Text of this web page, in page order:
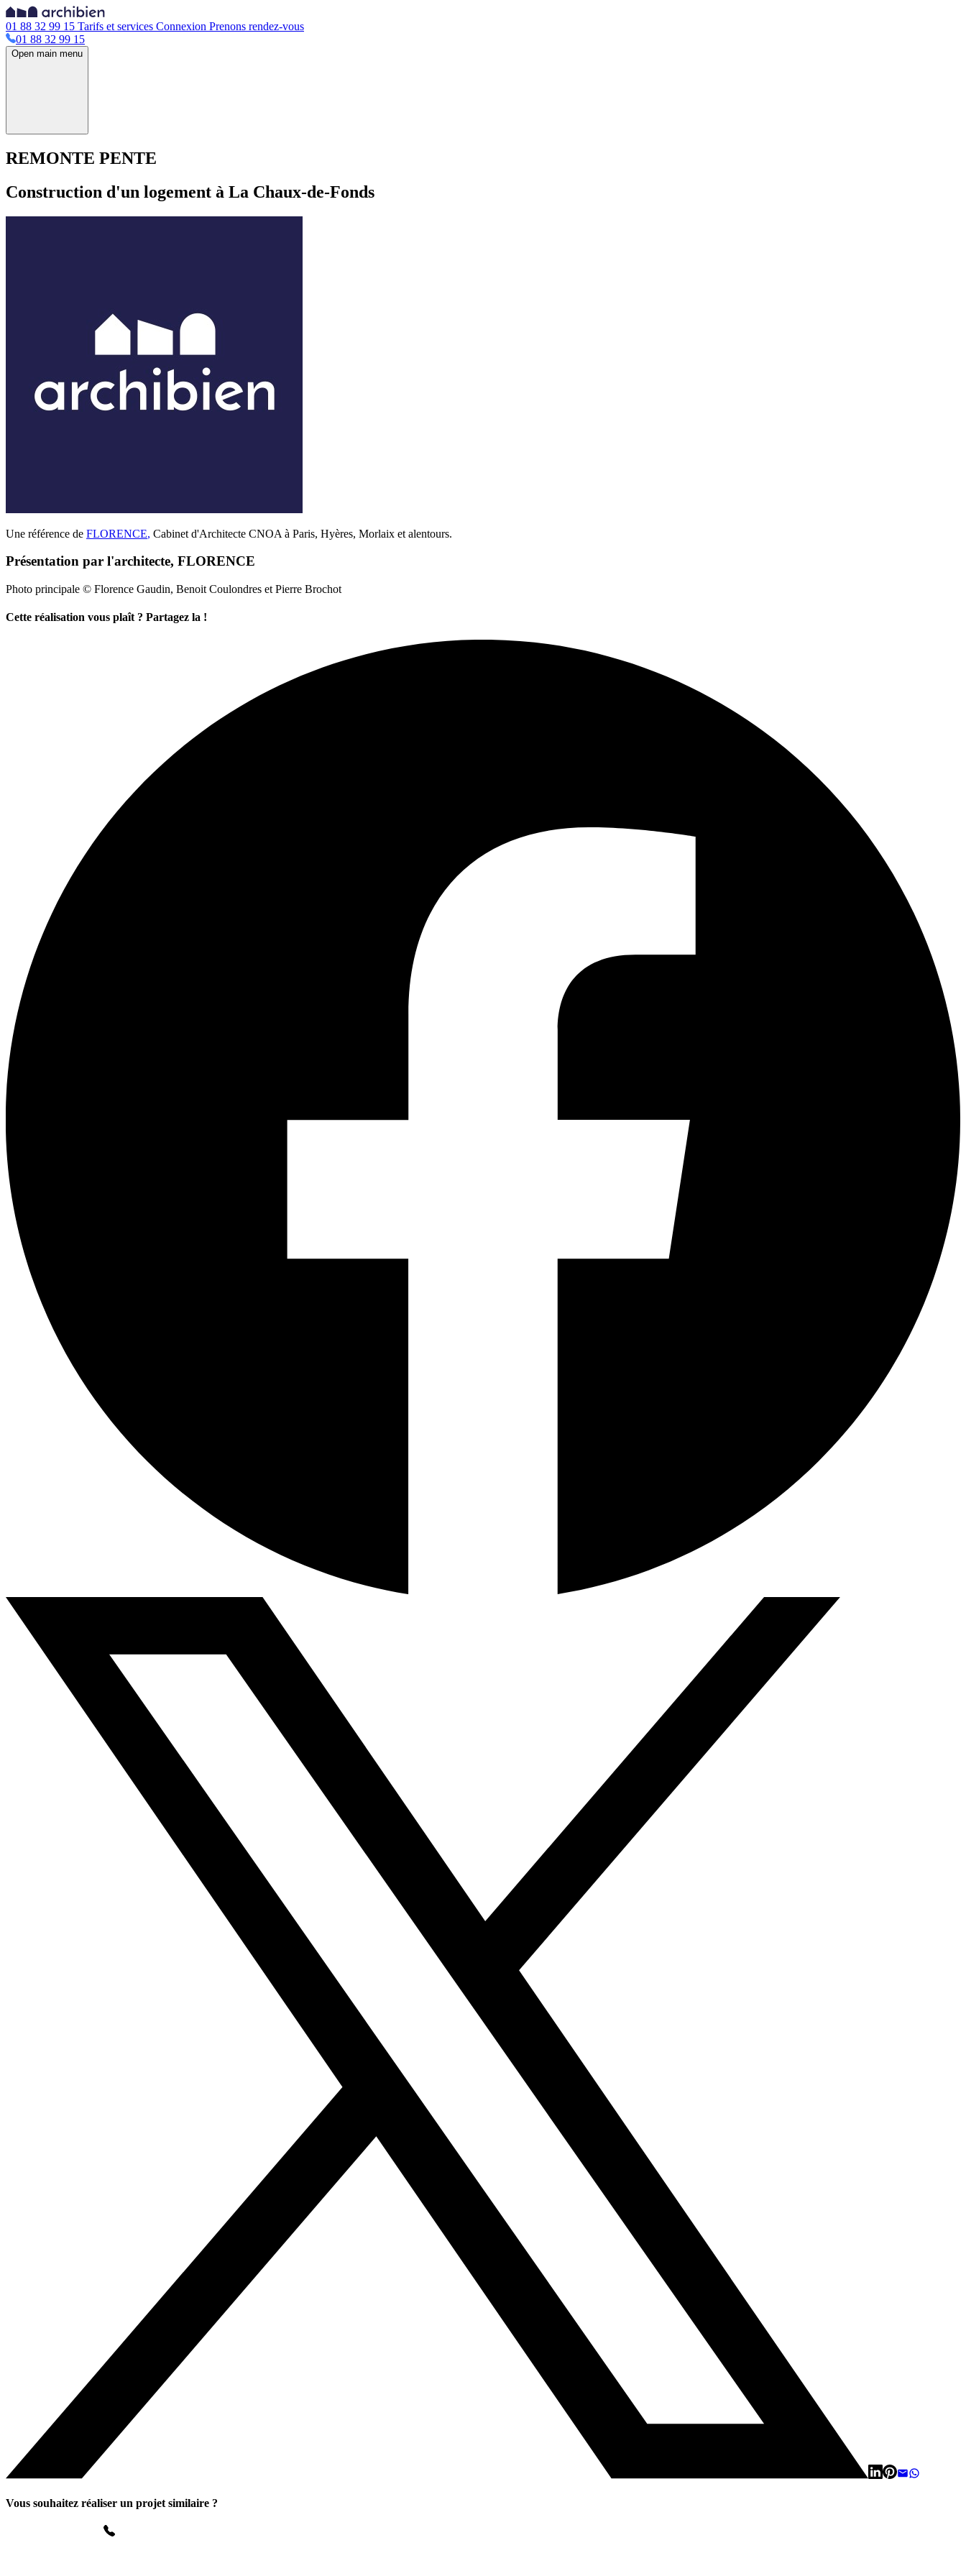
01 88 32 99 15 Tarifs et services Connexion Prenons rendez-vous
01 88 32 99 15
Open main menu
REMONTE PENTE
Construction d'un logement à La Chaux-de-Fonds
Une référence de FLORENCE, Cabinet d'Architecte CNOA à Paris, Hyères, Morlaix et alentours.
Présentation par l'architecte, FLORENCE
Photo principale © Florence Gaudin, Benoit Coulondres et Pierre Brochot
Cette réalisation vous plaît ? Partagez la !
Vous souhaitez réaliser un projet similaire ?